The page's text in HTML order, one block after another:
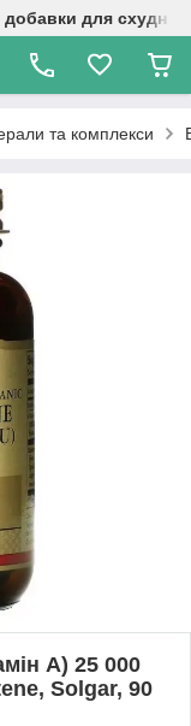
добавки для
та комплекси
А) 25 000
Solgar, 90